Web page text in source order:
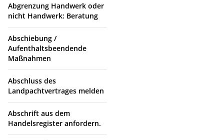
Abgrenzung Handwerk oder
nicht Handwerk: Beratung
Abschiebung /
Aufenthaltsbeendende
Maßnahmen
Abschluss des
Landpachtvertrages melden
Abschrift aus dem
Handelsregister anfordern.